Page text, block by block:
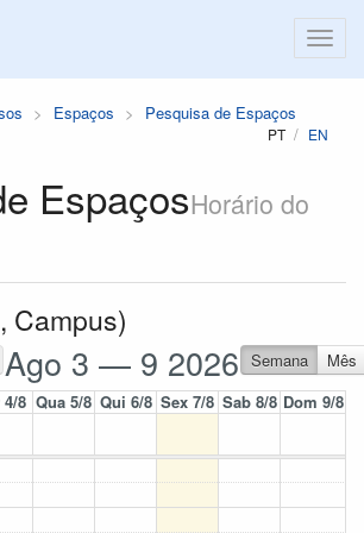
Espaços Pesquisa de Espaços
PT EN
EspaçosHorário do
Campus)
Ago 3 — 9 2026 Semana
Mês
4/8 Qua 5/8 Qui 6/8 Sex 7/8 Sab 8/8 Dom 9/8